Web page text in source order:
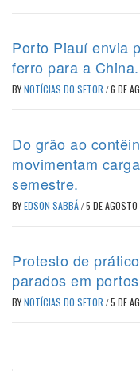
Porto Piauí envia
ferro para a China.
BYNOTÍCIAS DO SETOR /6 DE
Do grão ao
movimentam
semestre.
BYEDSON SABBÁ/5 DE
Protesto de
parados em
BYNOTÍCIAS DO SETOR /5 DE